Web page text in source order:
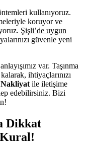
kullanıyoruz.
koruyor ve
Şişli’de uygun
güvenle yeni
var. Taşınma
ihtiyaçlarınızı
ile iletişime
edebilirsiniz. Bizi
Dikkat